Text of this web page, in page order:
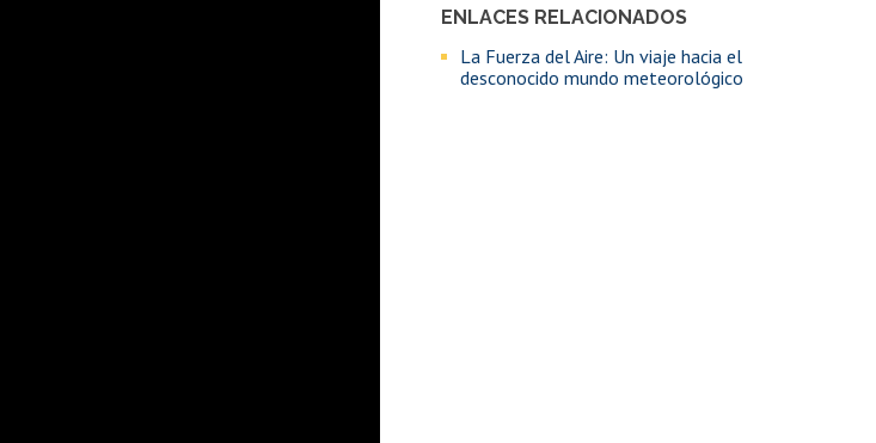
ENLACES RELACIONADOS
La Fuerza del Aire: Un viaje hacia el
desconocido mundo meteorológico